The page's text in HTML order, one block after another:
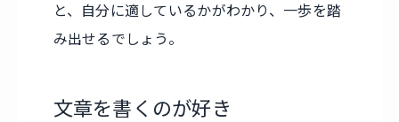
と、自分に適しているかがわかり、一歩を踏
み出せるでしょう。
文章を書くのが好き